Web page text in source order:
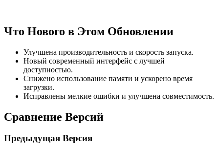
Что Нового в Этом Обновлении
Улучшена производительность и скорость запуска.
Новый современный интерфейс с лучшей
доступностью.
Снижено использование памяти и ускорено время
загрузки.
Исправлены мелкие ошибки и улучшена совместимость.
Сравнение Версий
Предыдущая Версия